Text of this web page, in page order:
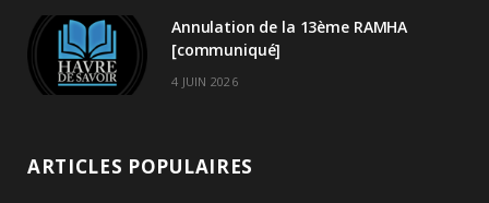
Annulation de la 13ème RAMHA
[communiqué]
4 JUIN 2026
ARTICLES POPULAIRES